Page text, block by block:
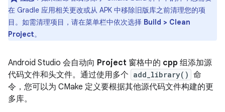
在 Gradle 应用相关更改或从 APK 中移除旧版库之前清理您的项
目。如需清理项目，请在菜单栏中依次选择 Build > Clean
Project。
Android Studio 会自动向 Project 窗格中的 cpp 组添加源
代码文件和头文件。通过使用多个 add_library() 命
令，您可以为 CMake 定义要根据其他源代码文件构建的更
多库。